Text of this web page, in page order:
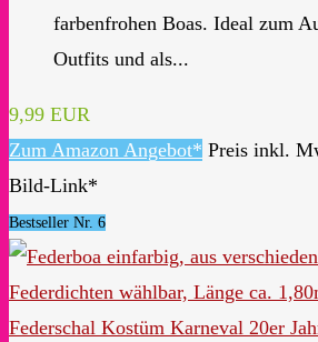
farbenfrohen Boas. Ideal zum
Outfits und als...
9,99 EUR
Zum Amazon Angebot* Preis inkl.
Bild-Link*
Bestseller Nr. 6